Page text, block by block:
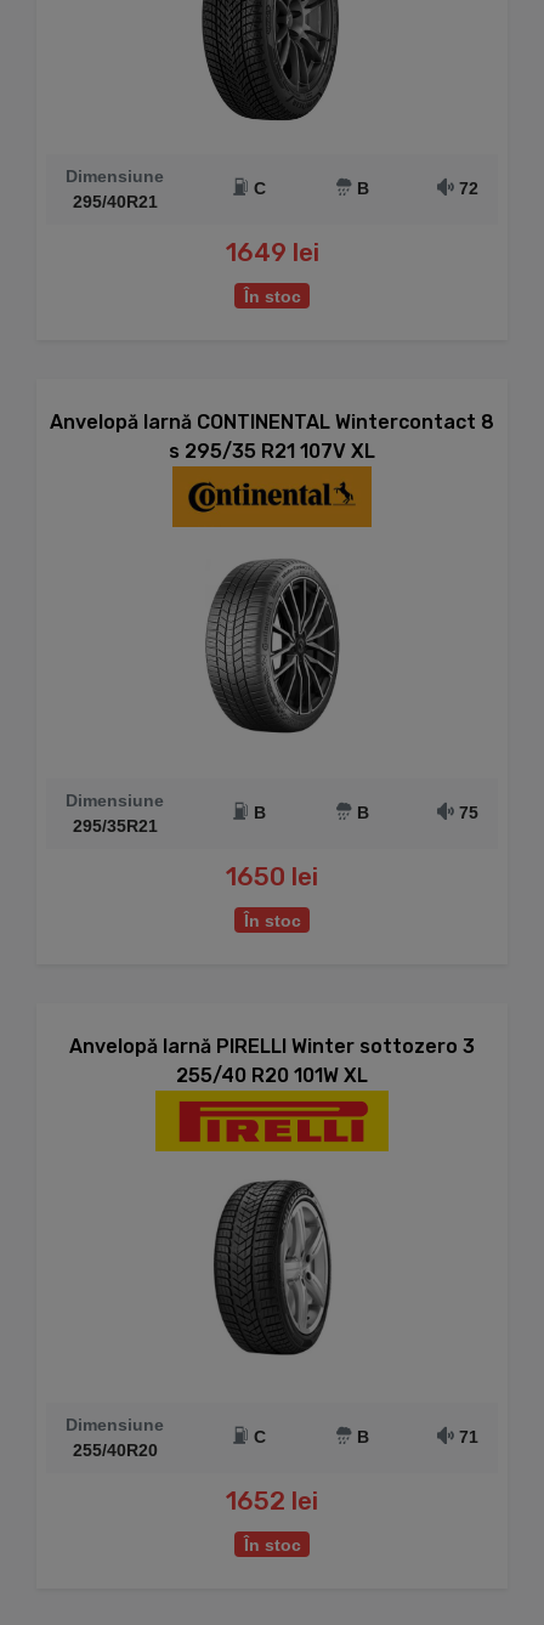
Dimensiune
295/40R21
C B 72
1649 lei
În stoc
Anvelopă Iarnă CONTINENTAL Wintercontact 8
s 295/35 R21 107V XL
Dimensiune
295/35R21
B B 75
1650 lei
În stoc
Anvelopă Iarnă PIRELLI Winter sottozero 3
255/40 R20 101W XL
Dimensiune
255/40R20
C B 71
1652 lei
În stoc